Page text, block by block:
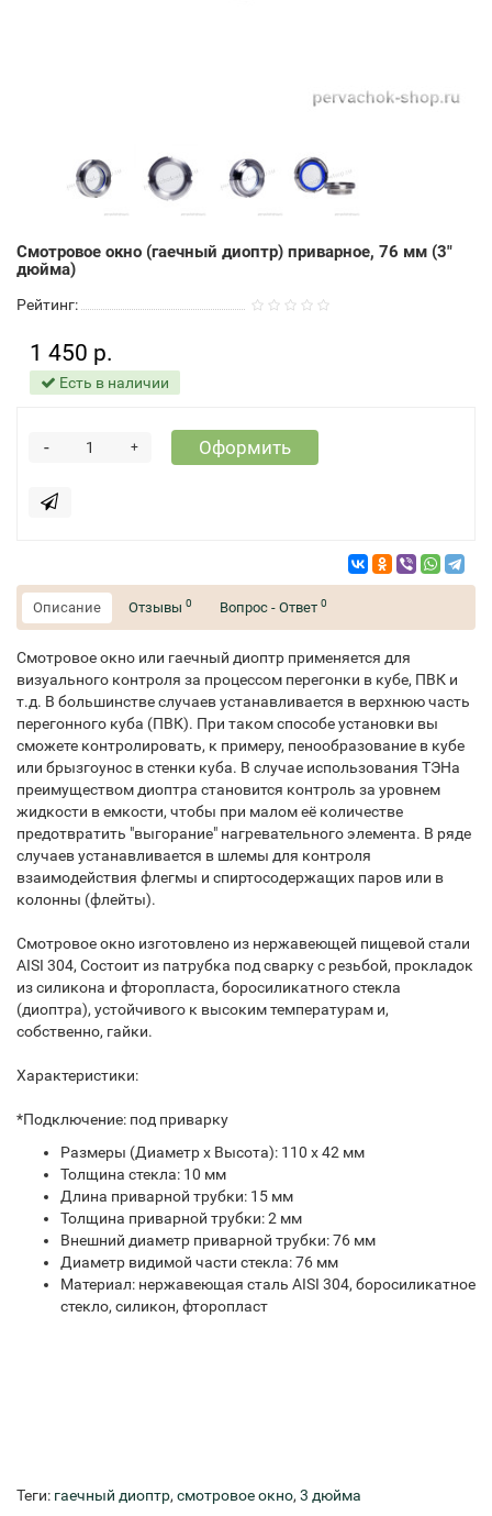
Смотровое окно (гаечный диоптр) приварное, 76 мм (3"
дюйма)
Рейтинг:
1 450 р.
Есть в наличии
+
- Оформить
Описание Отзывы 0 Вопрос - Ответ 0
Смотровое окно или гаечный диоптр применяется для
визуального контроля за процессом перегонки в кубе, ПВК и
т.д. В большинстве случаев устанавливается в верхнюю часть
перегонного куба (ПВК). При таком способе установки вы
сможете контролировать, к примеру, пенообразование в кубе
или брызгоунос в стенки куба. В случае использования ТЭНа
преимуществом диоптра становится контроль за уровнем
жидкости в емкости, чтобы при малом её количестве
предотвратить "выгорание" нагревательного элемента. В ряде
случаев устанавливается в шлемы для контроля
взаимодействия флегмы и спиртосодержащих паров или в
колонны (флейты).
Смотровое окно изготовлено из нержавеющей пищевой стали
AISI 304, Состоит из патрубка под сварку с резьбой, прокладок
из силикона и фторопласта, боросиликатного стекла
(диоптра), устойчивого к высоким температурам и,
собственно, гайки.
Характеристики:
*Подключение: под приварку
Размеры (Диаметр х Высота): 110 х 42 мм
Толщина стекла: 10 мм
Длина приварной трубки: 15 мм
Толщина приварной трубки: 2 мм
Внешний диаметр приварной трубки: 76 мм
Диаметр видимой части стекла: 76 мм
Материал: нержавеющая сталь AISI 304, боросиликатное
стекло, силикон, фторопласт
Теги: гаечный диоптр, смотровое окно, 3 дюйма